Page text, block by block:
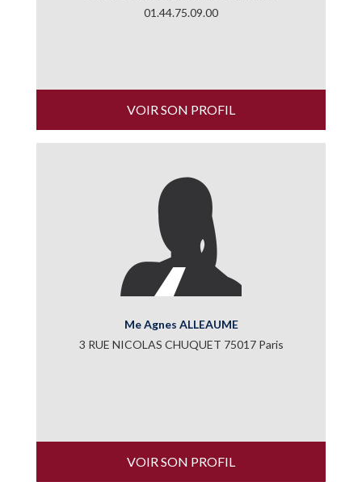
01.44.75.09.00
VOIR SON PROFIL
Me Agnes ALLEAUME
3 RUE NICOLAS CHUQUET 75017 Paris
VOIR SON PROFIL